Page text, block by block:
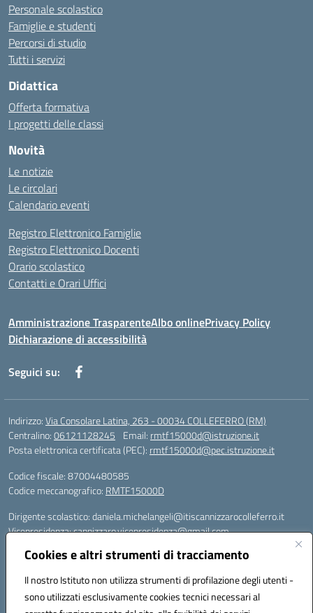
Cookies e altri strumenti di tracciamento
Il nostro Istituto non utilizza strumenti di profilazione degli utenti -
sono utilizzati esclusivamente cookies tecnici necessari al
Personale scolastico
Famiglie e studenti
Percorsi di studio
Tutti i servizi
Didattica
Offerta formativa
I progetti delle classi
Novità
Le notizie
Le circolari
Calendario eventi
Registro Elettronico Famiglie
Registro Elettronico Docenti
Orario scolastico
Contatti e Orari Uffici
Amministrazione TrasparenteAlbo onlinePrivacy Policy
Dichiarazione di accessibilità
Seguici su:
Indirizzo:Via Consolare Latina, 263 - 00034 COLLEFERRO (RM)
Centralino:06121128245 Email: rmtf15000d@istruzione.it
Posta elettronica certificata (PEC): rmtf15000d@pec.istruzione.it
Codice fiscale: 87004480585
Codice meccanografico: RMTF15000D
Dirigente scolastico: daniela.michelangeli@itiscannizzarocolleferro.it
Vicepresidenza: cannizzaro.vicepresidenza@gmail.com
Supporto piattaforme DDI (creazione account e rigenerazione credenziali)
supporto_gsuite@itiscannizzarocolleferro.it